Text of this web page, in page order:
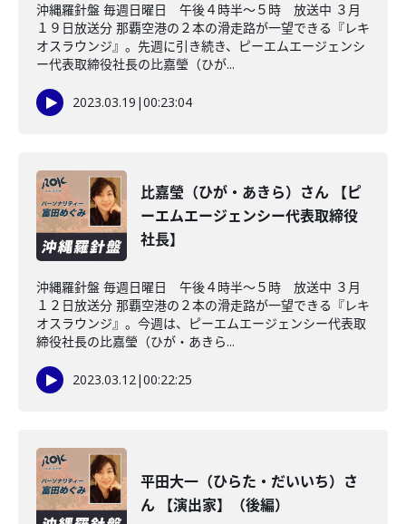
沖縄羅針盤 毎週日曜日 午後４時半～５時 放送中 ３月
１９日放送分 那覇空港の２本の滑走路が一望できる『レキ
オスラウンジ』。先週に引き続き、ピーエムエージェンシ
ー代表取締役社長の比嘉瑩（ひが...
2023.03.19 |00:23:04
比嘉瑩（ひが・あきら）さん 【ピ
ーエムエージェンシー代表取締役
社長】
沖縄羅針盤 毎週日曜日 午後４時半～５時 放送中 ３月
１２日放送分 那覇空港の２本の滑走路が一望できる『レキ
オスラウンジ』。今週は、ピーエムエージェンシー代表取
締役社長の比嘉瑩（ひが・あきら...
2023.03.12|00:22:25
平田大一（ひらた・だいいち）さ
ん 【演出家】（後編）